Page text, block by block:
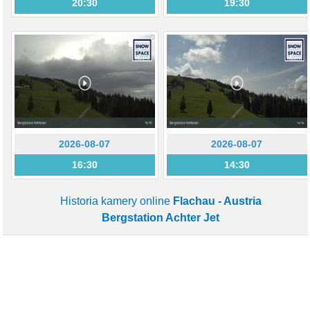
20:30 19:30
2026-08-07
16:30
2026-08-07
14:30
Historia kamery online Flachau - Austria
Bergstation Achter Jet